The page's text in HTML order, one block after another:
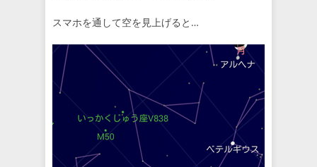
スマホを通して空を見上げると…